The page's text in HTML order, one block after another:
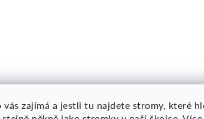
vás zajímá a jestli tu najdete stromy, které